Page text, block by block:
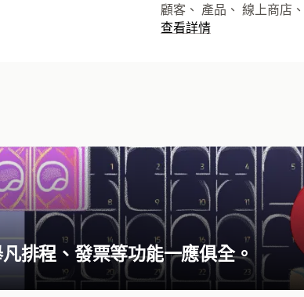
顧客、 產品、 線上商店
查看詳情
排程、發票等功能一應俱全。